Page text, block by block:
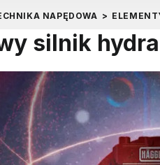
NAPĘDOWA >
silnik